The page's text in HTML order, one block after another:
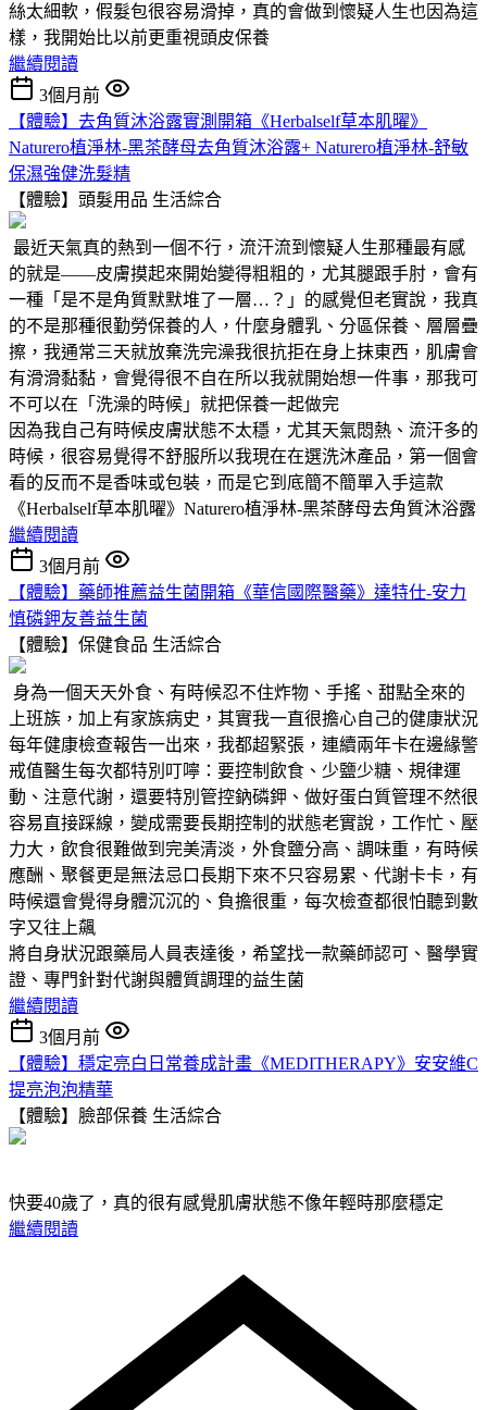
絲太細軟，假髮包很容易滑掉，真的會做到懷疑人生也因為這
樣，我開始比以前更重視頭皮保養
繼續閱讀
3個月前
【體驗】去角質沐浴露實測開箱《Herbalself草本肌曜》
Naturero植淨林-黑茶酵母去角質沐浴露+ Naturero植淨林-舒敏
保濕強健洗髮精
【體驗】頭髮用品 生活綜合
最近天氣真的熱到一個不行，流汗流到懷疑人生那種最有感
的就是——皮膚摸起來開始變得粗粗的，尤其腿跟手肘，會有
一種「是不是角質默默堆了一層…？」的感覺但老實說，我真
的不是那種很勤勞保養的人，什麼身體乳、分區保養、層層疊
擦，我通常三天就放棄洗完澡我很抗拒在身上抹東西，肌膚會
有滑滑黏黏，會覺得很不自在所以我就開始想一件事，那我可
不可以在「洗澡的時候」就把保養一起做完
因為我自己有時候皮膚狀態不太穩，尤其天氣悶熱、流汗多的
時候，很容易覺得不舒服所以我現在在選洗沐產品，第一個會
看的反而不是香味或包裝，而是它到底簡不簡單入手這款
《Herbalself草本肌曜》Naturero植淨林-黑茶酵母去角質沐浴露
繼續閱讀
3個月前
【體驗】藥師推薦益生菌開箱《華信國際醫藥》達特仕-安力
慎磷鉀友善益生菌
【體驗】保健食品 生活綜合
身為一個天天外食、有時候忍不住炸物、手搖、甜點全來的
上班族，加上有家族病史，其實我一直很擔心自己的健康狀況
每年健康檢查報告一出來，我都超緊張，連續兩年卡在邊緣警
戒值醫生每次都特別叮嚀：要控制飲食、少鹽少糖、規律運
動、注意代謝，還要特別管控鈉磷鉀、做好蛋白質管理不然很
容易直接踩線，變成需要長期控制的狀態老實說，工作忙、壓
力大，飲食很難做到完美清淡，外食鹽分高、調味重，有時候
應酬、聚餐更是無法忌口長期下來不只容易累、代謝卡卡，有
時候還會覺得身體沉沉的、負擔很重，每次檢查都很怕聽到數
字又往上飆
將自身狀況跟藥局人員表達後，希望找一款藥師認可、醫學實
證、專門針對代謝與體質調理的益生菌
繼續閱讀
3個月前
【體驗】穩定亮白日常養成計畫《MEDITHERAPY》安安維C
提亮泡泡精華
【體驗】臉部保養 生活綜合
快要40歲了，真的很有感覺肌膚狀態不像年輕時那麼穩定
繼續閱讀